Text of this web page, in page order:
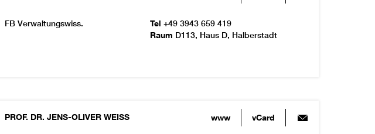
FB Verwaltungswiss. Tel +49 3943 659 419
Raum D113, Haus D, Halberstadt
PROF. DR. JENS-OLIVER WEISS vCard
www